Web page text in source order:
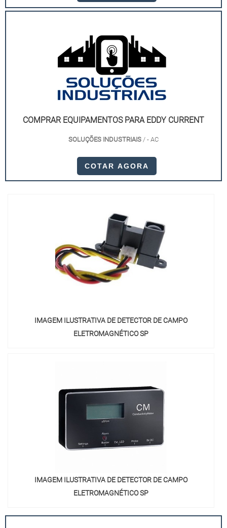
Solicite já sua cotação e potencialize seus processos
COMPRAR EQUIPAMENTOS PARA EDDY CURRENT
SOLUÇÕES INDUSTRIAIS / - AC
COTAR AGORA
IMAGEM ILUSTRATIVA DE DETECTOR DE CAMPO
ELETROMAGNÉTICO SP
IMAGEM ILUSTRATIVA DE DETECTOR DE CAMPO
ELETROMAGNÉTICO SP